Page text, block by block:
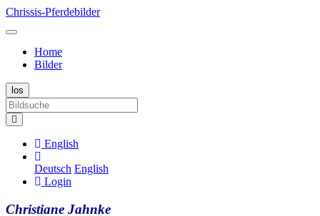
Chrissis-Pferdebilder
Home
Bilder
English
Deutsch English
Login
Christiane Jahnke